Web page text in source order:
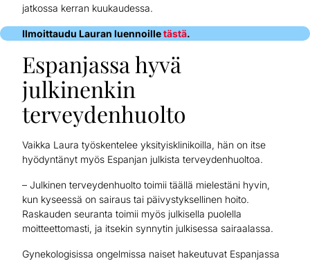
jatkossa kerran kuukaudessa.
Ilmoittaudu Lauran luennoilletästä.
Espanjassa hyvä
julkinenkin
terveydenhuolto
Vaikka Laura työskentelee yksityisklinikoilla, hän on itse
hyödyntänyt myös Espanjan julkista terveydenhuoltoa.
– Julkinen terveydenhuolto toimii täällä mielestäni hyvin,
kun kyseessä on sairaus tai päivystyksellinen hoito.
Raskauden seuranta toimii myös julkisella puolella
moitteettomasti, ja itsekin synnytin julkisessa sairaalassa.
Gynekologisissa ongelmissa naiset hakeutuvat Espanjassa